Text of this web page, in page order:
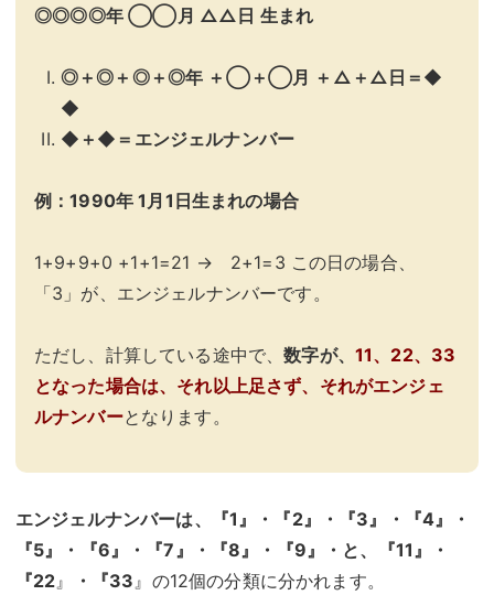
◎◎◎◎年 ◯◯月 △△日 生まれ
◎＋◎＋◎＋◎年 ＋◯＋◯月 ＋△＋△日＝◆
◆
◆＋◆＝エンジェルナンバー
例：1990年 1月1日生まれの場合
1+9+9+0 +1+1=21 → 2+1=3 この日の場合、
「3」が、エンジェルナンバーです。
ただし、計算している途中で、数字が、 11、22、33
となった場合は、それ以上足さず、それがエンジェ
ルナンバーとなります。
エンジェルナンバーは、『1』・『2』・『3』・『4』・
『5』・『6』・『7』・『8』・『9』・と、『11』・
『22 』 ・『33 』の12個の分類に分かれます。